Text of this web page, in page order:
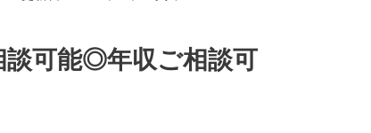
可能◎年収ご相談可